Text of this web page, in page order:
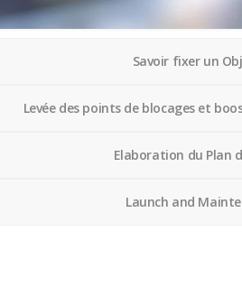
Savoir fixer un
Levée des points de blocages et
Elaboration du Plan
Launch and